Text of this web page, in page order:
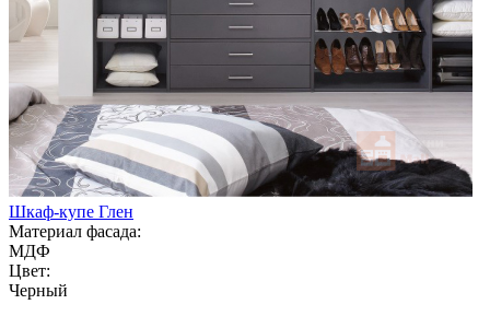
Шкаф-купе Глен
Материал фасада:
МДФ
Цвет:
Черный